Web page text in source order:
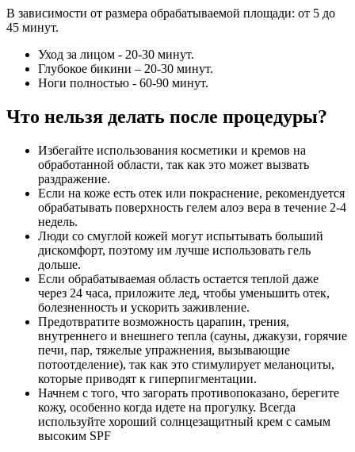
В зависимости от размера обрабатываемой площади: от 5 до
45 минут.
Уход за лицом - 20-30 минут.
Глубокое бикини – 20-30 минут.
Ноги полностью - 60-90 минут.
Что нельзя делать после процедуры?
Избегайте использования косметики и кремов на
обработанной области, так как это может вызвать
раздражение.
Если на коже есть отек или покраснение, рекомендуется
обрабатывать поверхность гелем алоэ вера в течение 2-4
недель.
Люди со смуглой кожей могут испытывать больший
дискомфорт, поэтому им лучше использовать гель
дольше.
Если обрабатываемая область остается теплой даже
через 24 часа, приложите лед, чтобы уменьшить отек,
болезненность и ускорить заживление.
Предотвратите возможность царапин, трения,
внутреннего и внешнего тепла (сауны, джакузи, горячие
печи, пар, тяжелые упражнения, вызывающие
потоотделение), так как это стимулирует меланоциты,
которые приводят к гиперпигментации.
Начнем с того, что загорать противопоказано, берегите
кожу, особенно когда идете на прогулку. Всегда
используйте хороший солнцезащитный крем с самым
высоким SPF